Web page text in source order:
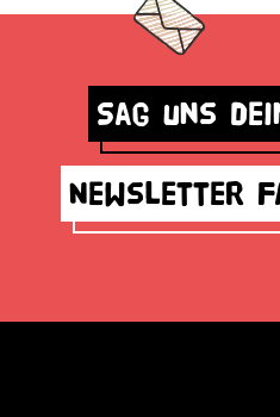
Sag uns
Newsletter